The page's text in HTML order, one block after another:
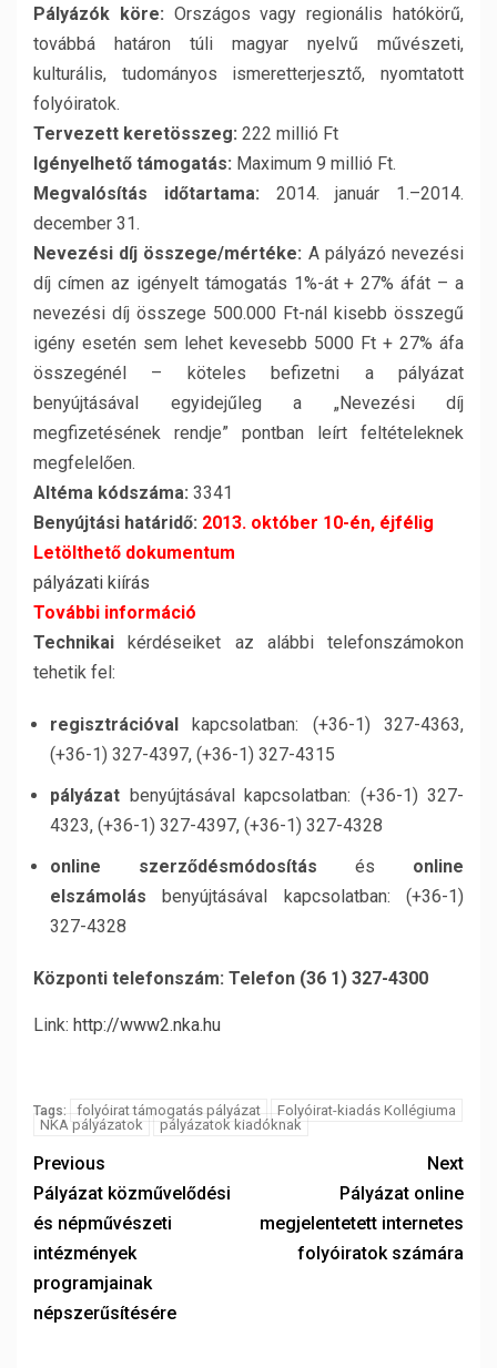
Pályázók köre: Országos vagy regionális hatókörű,
továbbá határon túli magyar nyelvű művészeti,
kulturális, tudományos ismeretterjesztő, nyomtatott
folyóiratok.
Tervezett keretösszeg: 222 millió Ft
Igényelhető támogatás: Maximum 9 millió Ft.
Megvalósítás időtartama: 2014. január 1.–2014.
december 31.
Nevezési díj összege/mértéke: A pályázó nevezési
díj címen az igényelt támogatás 1%-át + 27% áfát – a
nevezési díj összege 500.000 Ft-nál kisebb összegű
igény esetén sem lehet kevesebb 5000 Ft + 27% áfa
összegénél – köteles befizetni a pályázat
benyújtásával egyidejűleg a „Nevezési díj
megfizetésének rendje” pontban leírt feltételeknek
megfelelően.
Altéma kódszáma: 3341
Benyújtási határidő: 2013. október 10-én, éjfélig
Letölthető dokumentum
pályázati kiírás
További információ
Technikai kérdéseiket az alábbi telefonszámokon
tehetik fel:
regisztrációval kapcsolatban: (+36-1) 327-4363,
(+36-1) 327-4397, (+36-1) 327-4315
pályázat benyújtásával kapcsolatban: (+36-1) 327-
4323, (+36-1) 327-4397, (+36-1) 327-4328
online szerződésmódosítás és online
elszámolás benyújtásával kapcsolatban: (+36-1)
327-4328
Központi telefonszám: Telefon (36 1) 327-4300
Link: http://www2.nka.hu
Tags: folyóirat támogatás pályázat
Folyóirat-kiadás Kollégiuma
NKA pályázatok
pályázatok kiadóknak
Previous
Pályázat közművelődési
és népművészeti
intézmények
programjainak
népszerűsítésére
Next
Pályázat online
megjelentetett internetes
folyóiratok számára